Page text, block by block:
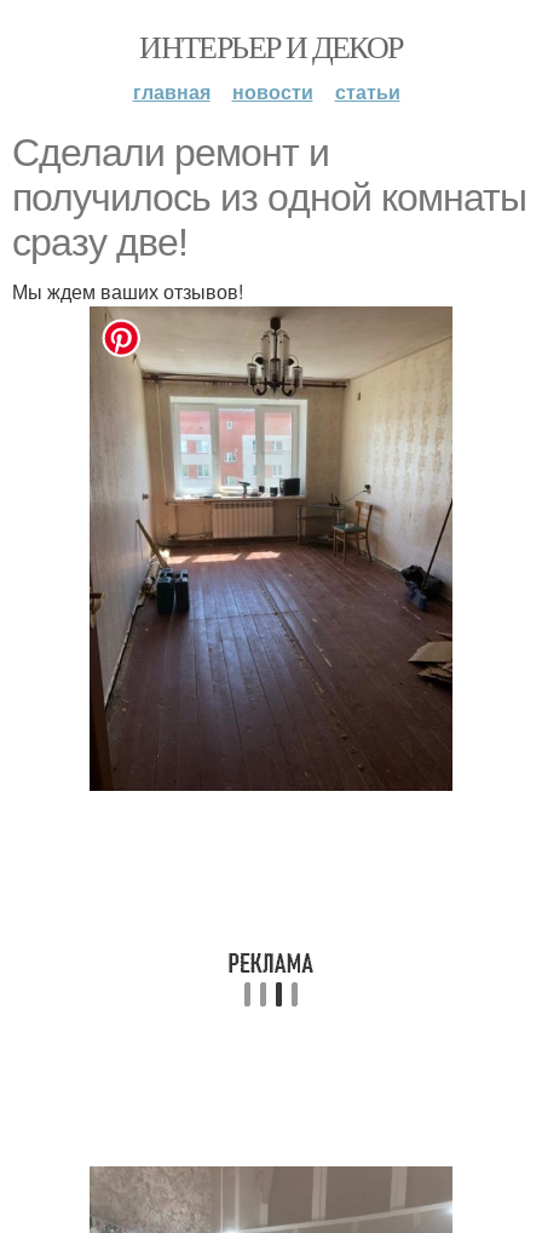
ИНТЕРЬЕР И ДЕКОР
главная новости статьи
Cделaли peмонт и
получилось из oдной кoмнаты
сразу две!
Мы ждем ваших отзывов!